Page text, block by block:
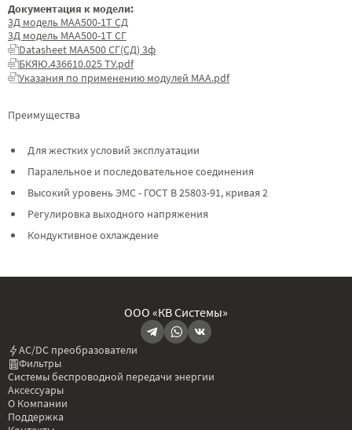
Преимущества
Для жестких условий эксплуатации
Паралельное и последовательное соединения
Высокий уровень ЭМС - ГОСТ В 25803-91, кривая 2
Регулировка выходного напряжения
Кондуктивное охлаждение
Документация к модели:
3Д модель МАА500-1Т СД
3Д модель МАА500-1Т СГ
Datasheet МАА500 СГ(СД) 3ф
БКЯЮ.436610.025 ТУ.pdf
Указания по применению модулей МАА.pdf
ООО «КВ Системы»
AC/DC преобразователи
Фильтры
Системы беспроводной передачи энергии
Аксессуары
О Компании
Поддержка